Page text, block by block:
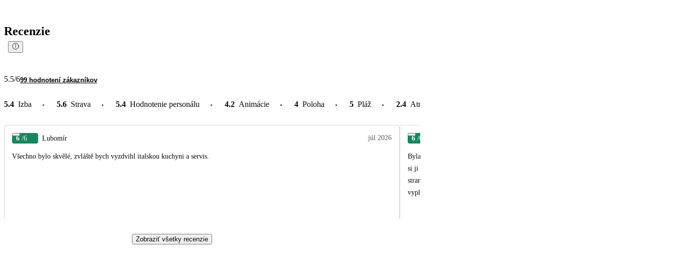
Recenzie
5.5/699 hodnotení zákazníkov
5.4 Izba 5.6 Strava 5.4 Hodnotenie personálu 4.2 Animácie 4 Poloha 5 Pláž 2.4 Atrakcie v okolí
6 /6 Lubomír júl 2026
Všechno bylo skvělé, zvláště bych vyzdvihl italskou kuchyni a servis.
6 /6
Byla jsem spokojená, ale na to,že to byl pětihvězdičkový resort,tak na pokoji byla denně
si ji nosit z jídelny. Taky v jídelně byly v prvních dnech příjezdu zmatky při usazení u stolu..
strany personálu. Jinak je to krásný resort, delegátka byla vždy milá,příjemná a trpělivá.
vyplnil večer.
Zobraziť všetky recenzie